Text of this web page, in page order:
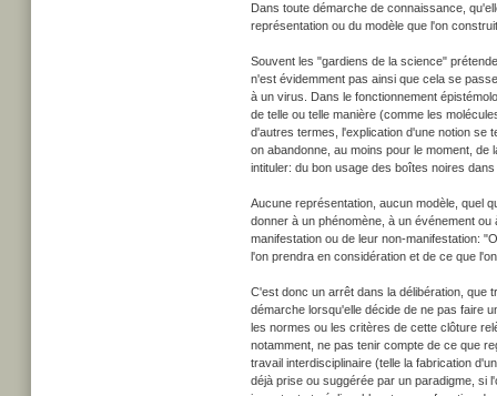
Dans toute démarche de connaissance,
représentation ou du modèle que l'on
Souvent les "gardiens de la science"
n'est évidemment pas ainsi que cela se
à un virus. Dans le fonctionnement
de telle ou telle manière (comme les
d'autres termes, l'explication d'une notion se
on abandonne, au moins pour le moment,
intituler: du bon usage des boîtes noires
Aucune représentation, aucun modèle, quel
donner à un phénomène, à un événement
manifestation ou de leur non-manifestation:
l'on prendra en considération et de ce que
C'est donc un arrêt dans la délibération, que
démarche lorsqu'elle décide de ne pas faire
les normes ou les critères de cette clôture
notamment, ne pas tenir compte de ce que
travail interdisciplinaire (telle la fabrication
déjà prise ou suggérée par un paradigme, si